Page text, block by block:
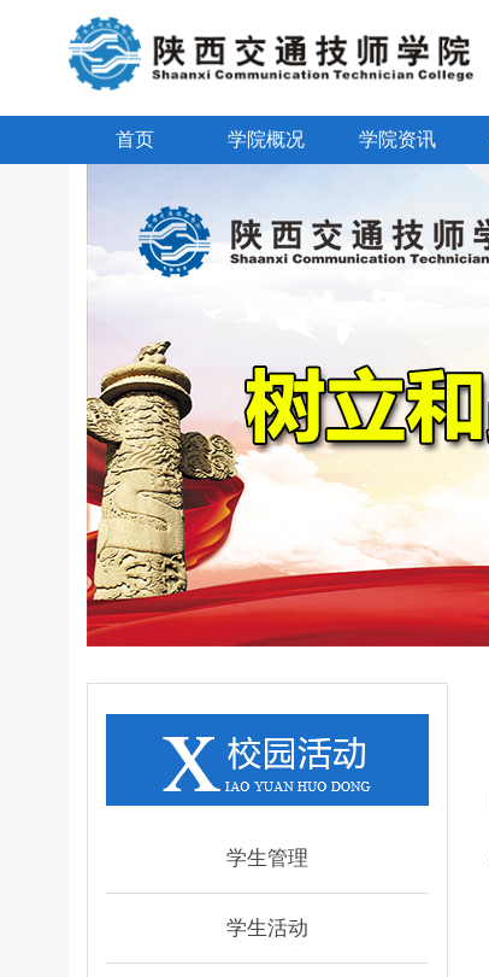
首页 学院概况 学院资讯
学生管理
学生活动